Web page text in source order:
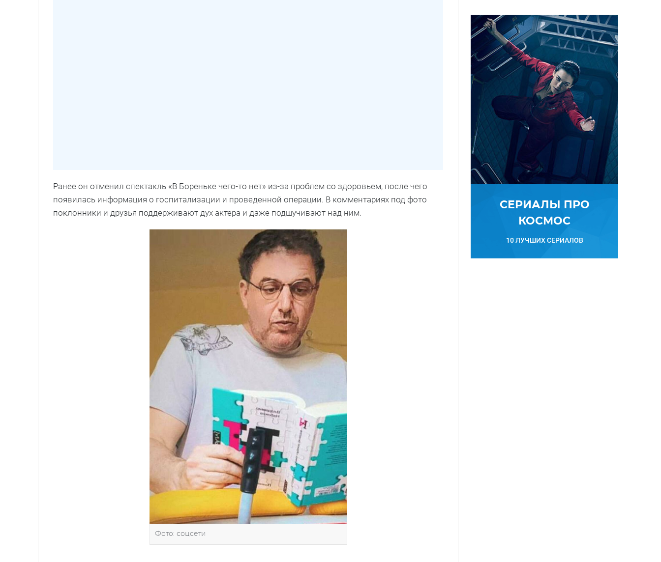
Ранее он отменил спектакль «В Бореньке чего-то нет» из-за проблем со здоровьем, после чего
появилась информация о госпитализации и проведенной операции. В комментариях под фото
поклонники и друзья поддерживают дух актера и даже подшучивают над ним.
Фото: соцсети
СЕРИАЛЫ ПРО
КОСМОС
10 ЛУЧШИХ СЕРИАЛОВ